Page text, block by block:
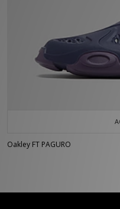
Oakley FT PAGURO